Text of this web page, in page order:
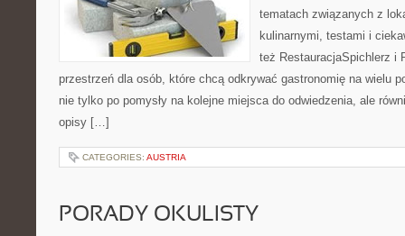
tematach związanych z
kulinarnymi, testami i
też RestauracjaSpichlerz i
przestrzeń dla osób, które chcą odkrywać gastronomię na wielu
nie tylko po pomysły na kolejne miejsca do odwiedzenia, ale
opisy […]
CATEGORIES: AUSTRIA
PORADY OKULISTY